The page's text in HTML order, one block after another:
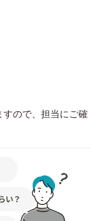
ので、担当にご確